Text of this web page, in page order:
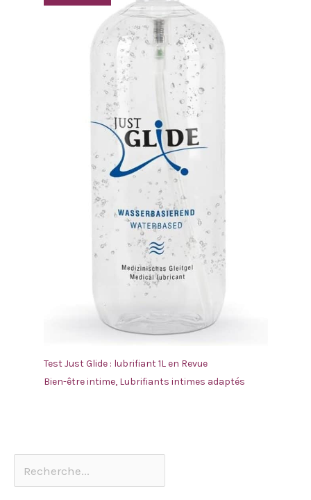
Test Just Glide : lubrifiant 1L en Revue
Bien-être intime, Lubrifiants intimes adaptés